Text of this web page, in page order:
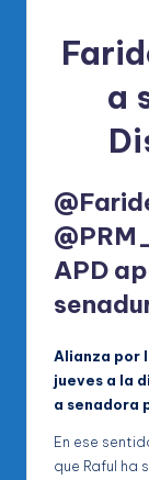
a
APD
Alianza por
jueves a la
a senadora
En ese
que Raful ha